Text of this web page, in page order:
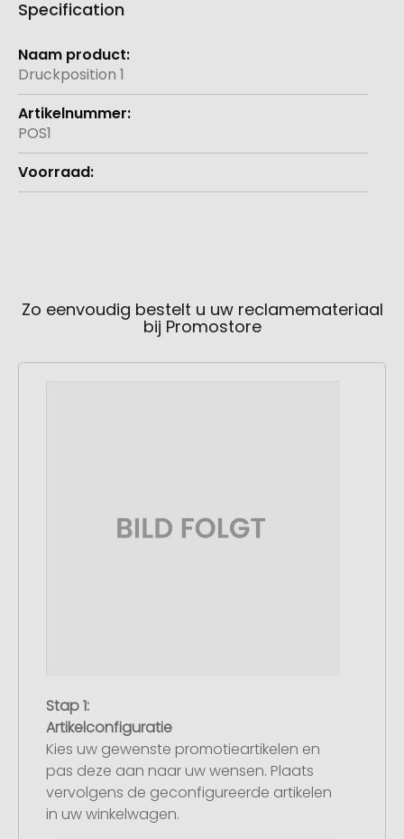
Specification
Meer
informatie
Druckposition 1
POS1
Zo eenvoudig bestelt u uw reclamemateriaal
bij Promostore
Stap 1:
Artikelconfiguratie
Kies uw gewenste promotieartikelen en
pas deze aan naar uw wensen. Plaats
vervolgens de geconfigureerde artikelen
in uw winkelwagen.